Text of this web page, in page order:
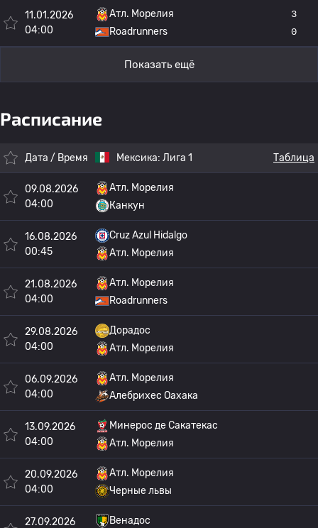
11.01.2026
04:00
Атл. Морелия
Roadrunners
3
0
Показать ещё
Расписание
Дата / Время Мексика: Лига 1 Таблица
09.08.2026
04:00
Атл. Морелия
Канкун
16.08.2026
00:45
Cruz Azul Hidalgo
Атл. Морелия
21.08.2026
04:00
Атл. Морелия
Roadrunners
29.08.2026
04:00
Дорадос
Атл. Морелия
06.09.2026
04:00
Атл. Морелия
Алебрихес Оахака
13.09.2026
04:00
Минерос де Сакатекас
Атл. Морелия
20.09.2026
04:00
Атл. Морелия
Черные львы
27.09.2026 Венадос